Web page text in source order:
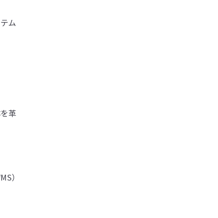
ム
革
）